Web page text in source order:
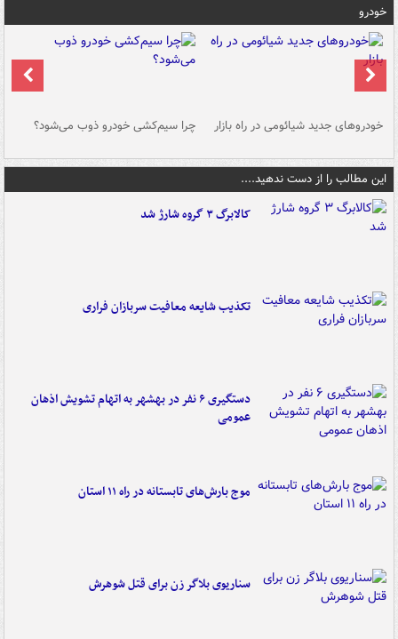
خودرو
خودروهای جدید شیائومی در راه بازار چرا سیم‌کشی خودرو ذوب می‌شود؟
این مطالب را از دست ندهید....
کالابرگ ۳ گروه شارژ شد
تکذیب شایعه معافیت سربازان فراری
دستگیری ۶ نفر در بهشهر به اتهام تشویش اذهان
عمومی
موج بارش‌های تابستانه در راه ۱۱ استان
سناریوی بلاگر زن برای قتل شوهرش